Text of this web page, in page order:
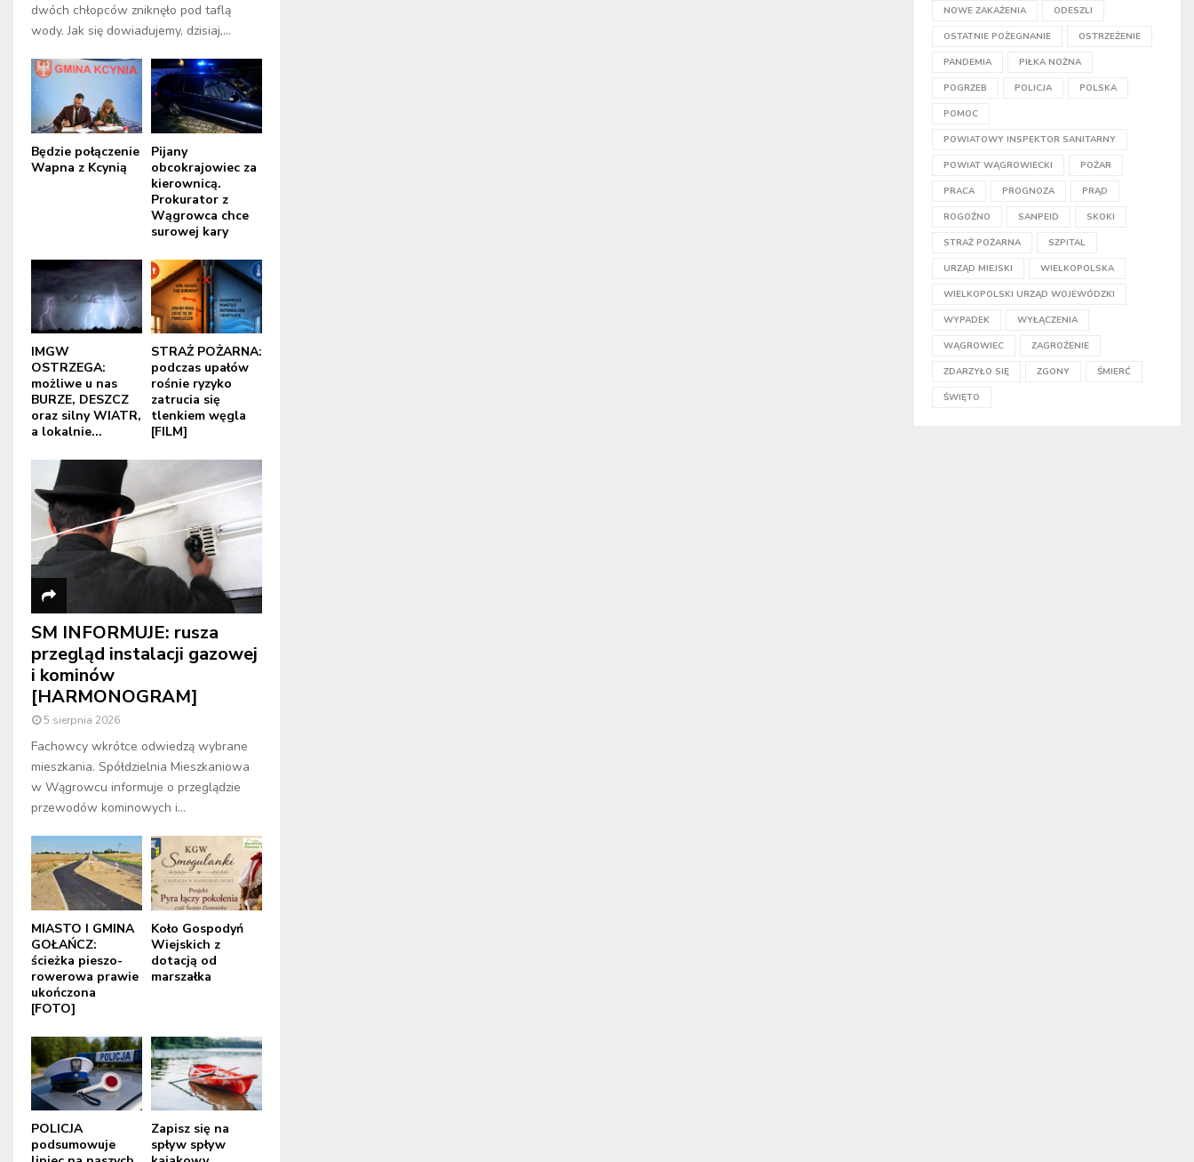
dwóch chłopców zniknęło pod taflą
wody. Jak się dowiadujemy, dzisiaj,...
Będzie połączenie
Wapna z Kcynią
Pijany
obcokrajowiec za
kierownicą.
Prokurator z
Wągrowca chce
surowej kary
IMGW
OSTRZEGA:
możliwe u nas
BURZE, DESZCZ
oraz silny WIATR,
a lokalnie...
STRAŻ POŻARNA:
podczas upałów
rośnie ryzyko
zatrucia się
tlenkiem węgla
[FILM]
SM INFORMUJE: rusza
przegląd instalacji gazowej
i kominów
[HARMONOGRAM]
5 sierpnia 2026
Fachowcy wkrótce odwiedzą wybrane
mieszkania. Spółdzielnia Mieszkaniowa
w Wągrowcu informuje o przeglądzie
przewodów kominowych i...
MIASTO I GMINA
GOŁAŃCZ:
ścieżka pieszo-
rowerowa prawie
ukończona
[FOTO]
Koło Gospodyń
Wiejskich z
dotacją od
marszałka
POLICJA
podsumowuje
Zapisz się na
spływ spływ
NOWE ZAKAŻENIA ODESZLI
OSTATNIE POŻEGNANIE OSTRZEŻENIE
PANDEMIA PIŁKA NOŻNA
POGRZEB POLICJA POLSKA
POMOC
POWIATOWY INSPEKTOR SANITARNY
POWIAT WĄGROWIECKI POŻAR
PRACA PROGNOZA PRĄD
ROGOŹNO SANPEID SKOKI
STRAŻ POŻARNA SZPITAL
URZĄD MIEJSKI WIELKOPOLSKA
WIELKOPOLSKI URZĄD WOJEWÓDZKI
WYPADEK WYŁĄCZENIA
WĄGROWIEC ZAGROŻENIE
ZDARZYŁO SIĘ ZGONY ŚMIERĆ
ŚWIĘTO